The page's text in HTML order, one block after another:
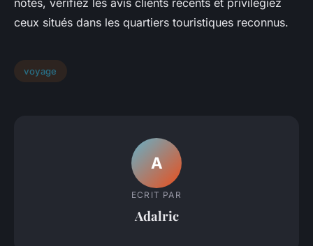
notés, vérifiez les avis clients récents et privilégiez
ceux situés dans les quartiers touristiques reconnus.
voyage
A
ECRIT PAR
Adalric